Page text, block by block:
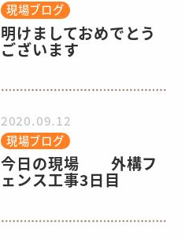
現場ブログ
明けましておめでとう
ございます
2020.09.12
現場ブログ
今日の現場 外構フ
ェンス工事3日目